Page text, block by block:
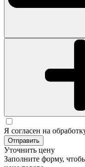
Я согласен на
Отправить
Уточнить цену
Заполните форму,